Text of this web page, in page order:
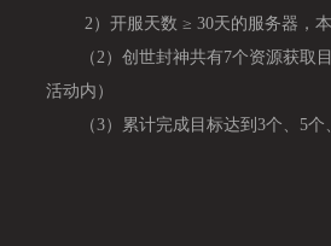
2）开服天数 ≥ 30天的服务器，
（2）创世封神共有7个资源获
活动内）
（3）累计完成目标达到3个、5